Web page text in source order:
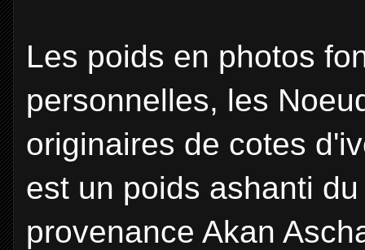
Les poids en photos
personnelles, les
originaires de cotes
est un poids ashanti
provenance Akan